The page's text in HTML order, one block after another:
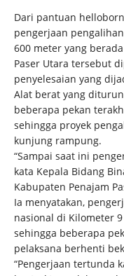
Dari pantuan
pengerjaan
600 meter yang
Paser Utara tersebut
penyelesaian yang
Alat berat yang
beberapa pekan
sehingga proyek
kunjung rampung.
“Sampai saat ini
kata Kepala Bidang
Kabupaten Penajam
Ia menyatakan,
nasional di Kilometer
sehingga beberapa
pelaksana berhenti
“Pengerjaan tertunda